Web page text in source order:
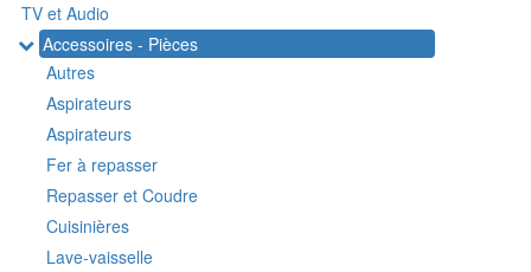
TV et Audio
Accessoires - Pièces
Autres
Aspirateurs
Aspirateurs
Fer à repasser
Repasser et Coudre
Cuisinières
Lave-vaisselle